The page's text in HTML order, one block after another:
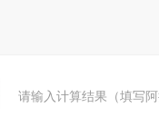
请输入计算结果（填写